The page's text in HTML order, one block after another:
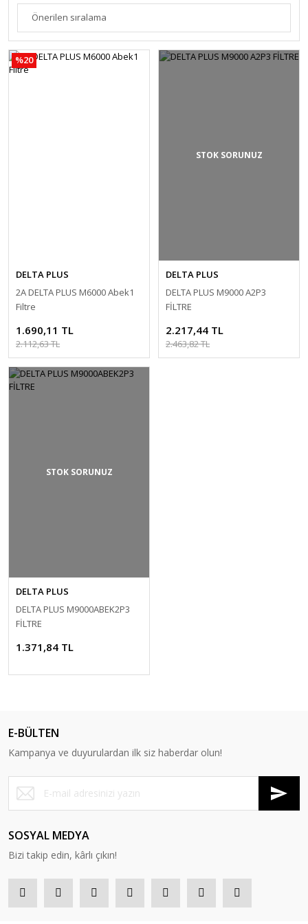
%20
DELTA PLUS
2A DELTA PLUS M6000 Abek1
Filtre
1.690,11 TL
2.112,63 TL
STOK SORUNUZ
DELTA PLUS
DELTA PLUS M9000 A2P3
FİLTRE
2.217,44 TL
2.463,82 TL
STOK SORUNUZ
DELTA PLUS
DELTA PLUS M9000ABEK2P3
FİLTRE
1.371,84 TL
E-BÜLTEN
Kampanya ve duyurulardan ilk siz haberdar olun!
SOSYAL MEDYA
Bizi takip edin, kârlı çıkın!